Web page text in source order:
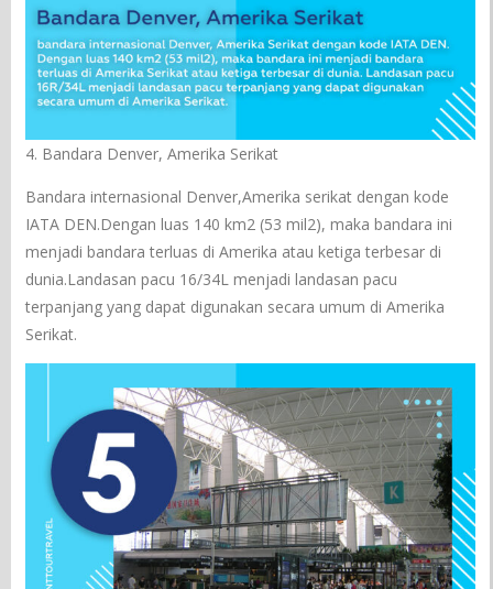
4. Bandara Denver, Amerika Serikat
Bandara internasional Denver,Amerika serikat dengan kode
IATA DEN.Dengan luas 140 km2 (53 mil2), maka bandara ini
menjadi bandara terluas di Amerika atau ketiga terbesar di
dunia.Landasan pacu 16/34L menjadi landasan pacu
terpanjang yang dapat digunakan secara umum di Amerika
Serikat.